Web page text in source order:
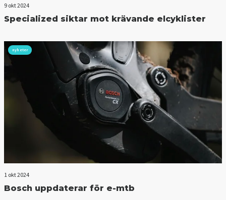
9 okt 2024
Specialized siktar mot krävande elcyklister
nyheter
1 okt 2024
Bosch uppdaterar för e-mtb